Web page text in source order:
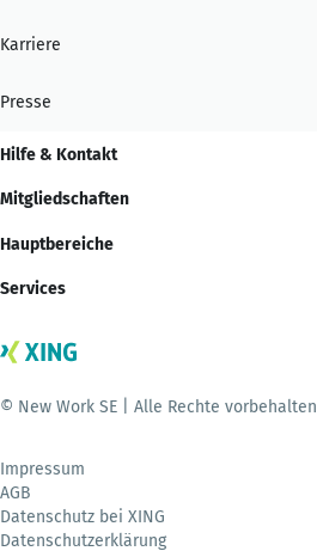
Karriere
Presse
Hilfe & Kontakt
Mitgliedschaften
Hauptbereiche
Services
© New Work SE | Alle Rechte vorbehalten
Impressum
AGB
Datenschutz bei XING
Datenschutzerklärung